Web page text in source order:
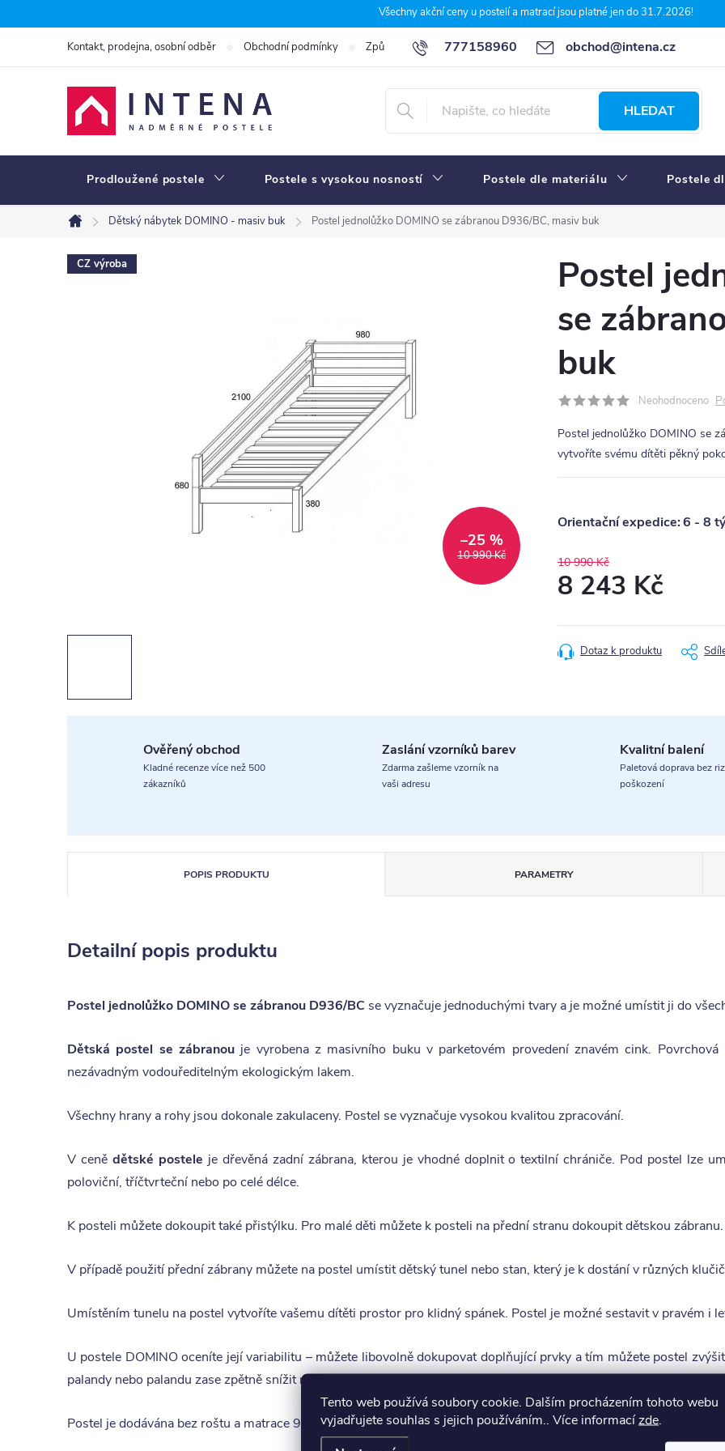
Tento web používá soubory cookie. Dalším procházením tohoto webu
vyjadřujete souhlas s jejich používáním.. Více informacízde.
na
Všechny akční ceny u postelí a matrací jsou platné jen do 31.7.2026!
777158960 obchod@intena.cz
Kontakt, prodejna, osobní odběr Obchodní podmínky Způsoby a ceny dopravy 7 důvodů, proč nakupit u Intena nábytek
HLEDAT
Prodloužené postele Postele s vysokou nosností Postele dle materiálu Postele
Domů
Dětský nábytek DOMINO - masiv buk Postel jednolůžko DOMINO se zábranou D936/BC, masiv buk
CZ výroba
10 990 Kč
–25 %
Postel
se
buk
Neohodnoceno
Postel jednolůžko DOMINO se
vytvoříte svému dítěti pěkný
6 - 8
10 990 Kč
8 243 Kč
cena:
Dotaz k produktu
Ověřený obchod
Kladné recenze více než 500
zákazníků
Zaslání vzorníků barev
Zdarma zašleme vzorník na
vaši adresu
Kvalitní balení
Paletová doprava bez
poškození
POPIS PRODUKTU PARAMETRY
Detailní popis produktu
Postel jednolůžko DOMINO se zábranou D936/BC se vyznačuje jednoduchými tvary a je možné umístit ji do
Dětská postel se zábranou je vyrobena z masivního buku v parketovém provedení znavém cink. Povrchová
nezávadným vodouředitelným ekologickým lakem.
Všechny hrany a rohy jsou dokonale zakulaceny. Postel se vyznačuje vysokou kvalitou zpracování.
V ceně dětské postele je dřevěná zadní zábrana, kterou je vhodné doplnit o textilní chrániče. Pod postel lze
poloviční, tříčtvrteční nebo po celé délce.
K posteli můžete dokoupit také přistýlku. Pro malé děti můžete k posteli na přední stranu dokoupit dětskou zábranu.
V případě použití přední zábrany můžete na postel umístit dětský tunel nebo stan, který je k dostání v různých
Umístěním tunelu na postel vytvoříte vašemu dítěti prostor pro klidný spánek. Postel je možné sestavit v pravém i
U postele DOMINO oceníte její variabilitu – můžete libovolně dokupovat doplňující prvky a tím můžete postel
palandy nebo palandu zase zpětně snížit nebo rozložit na dvě klasické postele.
Postel je dodávána bez roštu a matrace 90x200 cm a bez textilních doplňků a dekorací.